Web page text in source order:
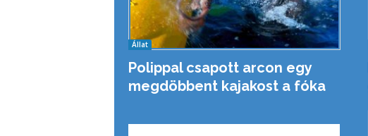
Állat
Polippal csapott arcon egy
megdöbbent kajakost a fóka